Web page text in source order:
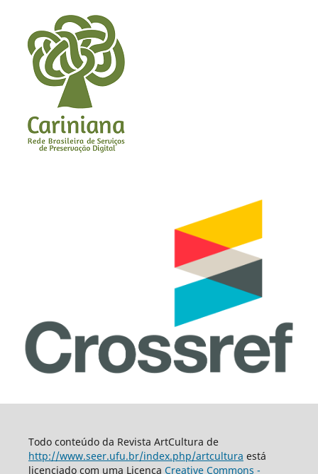
Todo conteúdo da Revista ArtCultura de
http://www.seer.ufu.br/index.php/artcultura está
licenciado com uma Licença Creative Commons -